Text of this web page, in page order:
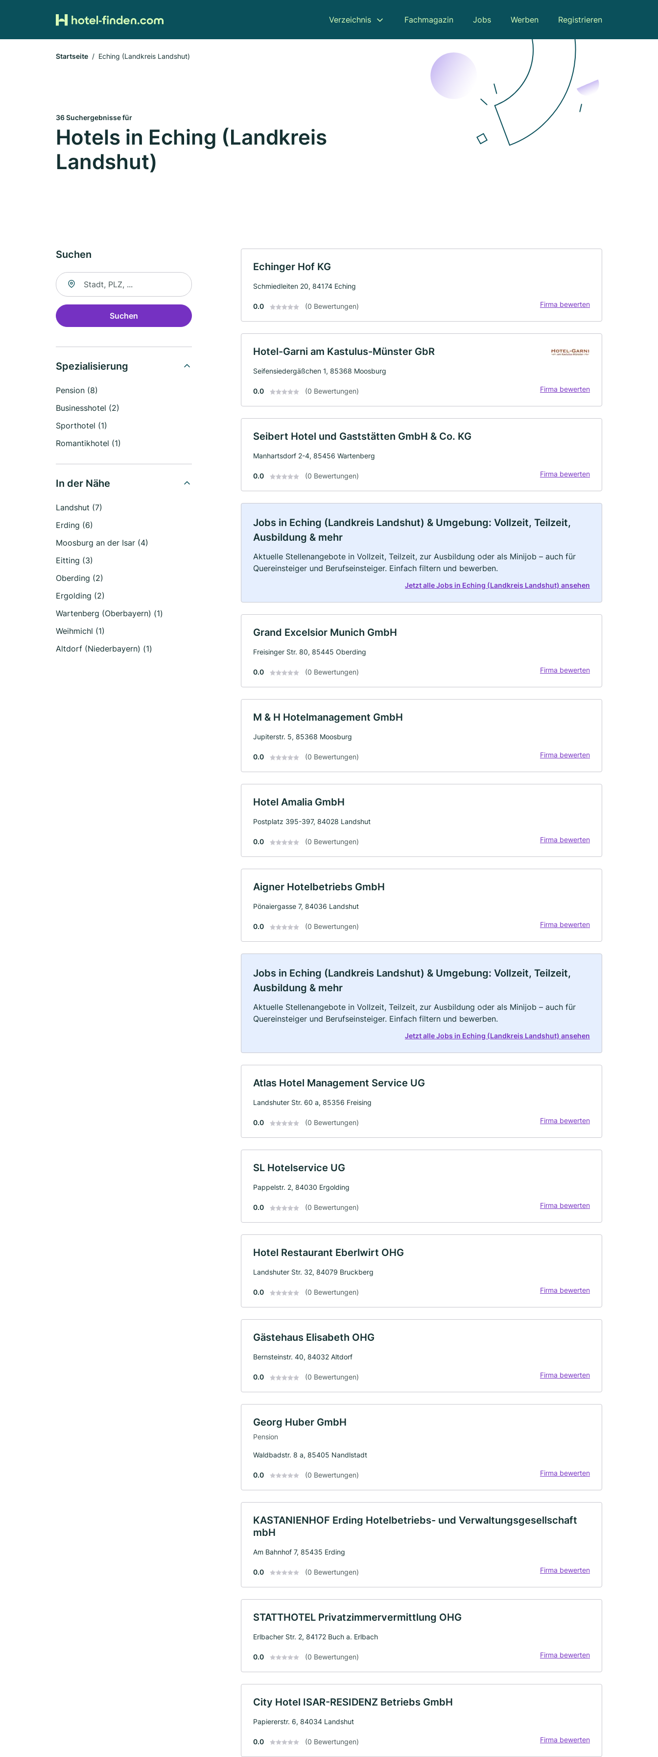
Verzeichnis Fachmagazin Jobs Werben Registrieren
Startseite Eching (Landkreis Landshut)
36 Suchergebnisse für
Hotels in Eching (Landkreis
Landshut)
Suchen
Suche nach Ort
Suchen
Spezialisierung
Pension (8)
Businesshotel (2)
Sporthotel (1)
Romantikhotel (1)
In der Nähe
Landshut (7)
Erding (6)
Moosburg an der Isar (4)
Eitting (3)
Oberding (2)
Ergolding (2)
Wartenberg (Oberbayern) (1)
Weihmichl (1)
Altdorf (Niederbayern) (1)
Echinger Hof KG
Schmiedleiten 20, 84174 Eching
0.0 (0 Bewertungen) Firma bewerten
Hotel-Garni am Kastulus-Münster GbR
Seifensiedergäßchen 1, 85368 Moosburg
0.0 (0 Bewertungen) Firma bewerten
Seibert Hotel und Gaststätten GmbH & Co. KG
Manhartsdorf 2-4, 85456 Wartenberg
0.0 (0 Bewertungen) Firma bewerten
Jobs in Eching (Landkreis Landshut) & Umgebung: Vollzeit, Teilzeit,
Ausbildung & mehr
Aktuelle Stellenangebote in Vollzeit, Teilzeit, zur Ausbildung oder als Minijob – auch für
Quereinsteiger und Berufseinsteiger. Einfach filtern und bewerben.
Jetzt alle Jobs in Eching (Landkreis Landshut) ansehen
Grand Excelsior Munich GmbH
Freisinger Str. 80, 85445 Oberding
0.0 (0 Bewertungen) Firma bewerten
M & H Hotelmanagement GmbH
Jupiterstr. 5, 85368 Moosburg
0.0 (0 Bewertungen) Firma bewerten
Hotel Amalia GmbH
Postplatz 395-397, 84028 Landshut
0.0 (0 Bewertungen) Firma bewerten
Aigner Hotelbetriebs GmbH
Pönaiergasse 7, 84036 Landshut
0.0 (0 Bewertungen) Firma bewerten
Jobs in Eching (Landkreis Landshut) & Umgebung: Vollzeit, Teilzeit,
Ausbildung & mehr
Aktuelle Stellenangebote in Vollzeit, Teilzeit, zur Ausbildung oder als Minijob – auch für
Quereinsteiger und Berufseinsteiger. Einfach filtern und bewerben.
Jetzt alle Jobs in Eching (Landkreis Landshut) ansehen
Atlas Hotel Management Service UG
Landshuter Str. 60 a, 85356 Freising
0.0 (0 Bewertungen) Firma bewerten
SL Hotelservice UG
Pappelstr. 2, 84030 Ergolding
0.0 (0 Bewertungen) Firma bewerten
Hotel Restaurant Eberlwirt OHG
Landshuter Str. 32, 84079 Bruckberg
0.0 (0 Bewertungen) Firma bewerten
Gästehaus Elisabeth OHG
Bernsteinstr. 40, 84032 Altdorf
0.0 (0 Bewertungen) Firma bewerten
Georg Huber GmbH
Pension
Waldbadstr. 8 a, 85405 Nandlstadt
0.0 (0 Bewertungen) Firma bewerten
KASTANIENHOF Erding Hotelbetriebs- und Verwaltungsgesellschaft
mbH
Am Bahnhof 7, 85435 Erding
0.0 (0 Bewertungen) Firma bewerten
STATTHOTEL Privatzimmervermittlung OHG
Erlbacher Str. 2, 84172 Buch a. Erlbach
0.0 (0 Bewertungen) Firma bewerten
City Hotel ISAR-RESIDENZ Betriebs GmbH
Papiererstr. 6, 84034 Landshut
0.0 (0 Bewertungen) Firma bewerten